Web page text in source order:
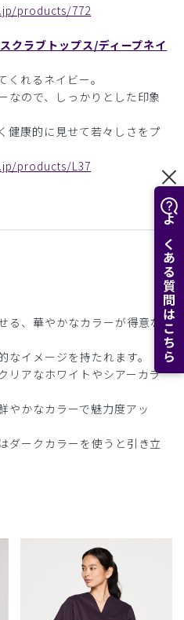
よくある質問はこちら
products/772
クラブトップス/ディープネイ
れるネイビー。
なので、しっかりとした印象
健康的に見せて若々しさをプ
products/L37
、華やかなカラーが得意な
イメージを持たれます。
リアなホワイトやシアーカラ
やかなカラーで魅力度アッ
ダークカラーを使うと引き立